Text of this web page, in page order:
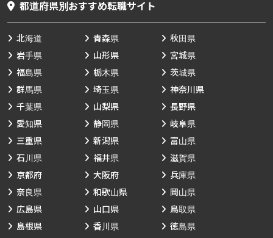
都道府県別おすすめ転職サイト
北海道 青森県
秋田県
岩手県
山形県
宮城県
福島県
栃木県
茨城県
群馬県
埼玉県
神奈川県
千葉県
山梨県
長野県
愛知県
静岡県
岐阜県
三重県
新潟県
富山県
石川県
福井県
滋賀県
京都府
大阪府
兵庫県
奈良県
和歌山県
岡山県
広島県
山口県
鳥取県
島根県
香川県
徳島県